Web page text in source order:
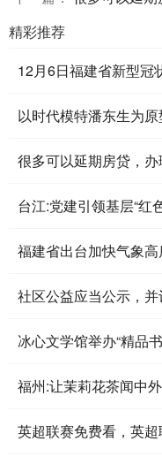
精彩推荐
12月6日福建省新型冠
以时代模特潘东生为
很多可以延期房贷，
台江:党建引领基层“红
福建省出台加快气象
社区公益应当公示，
冰心文学馆举办“精品
福州:让茉莉花茶闻中外
英超联赛免费看，英